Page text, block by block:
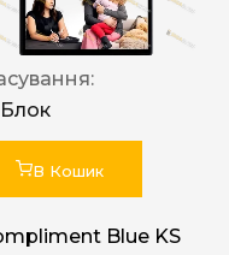
Блок
В Кошик
Blue KS